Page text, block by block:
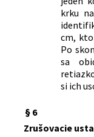
krku
cm,
Po
sa
si ich
§ 6
Zrušovacie